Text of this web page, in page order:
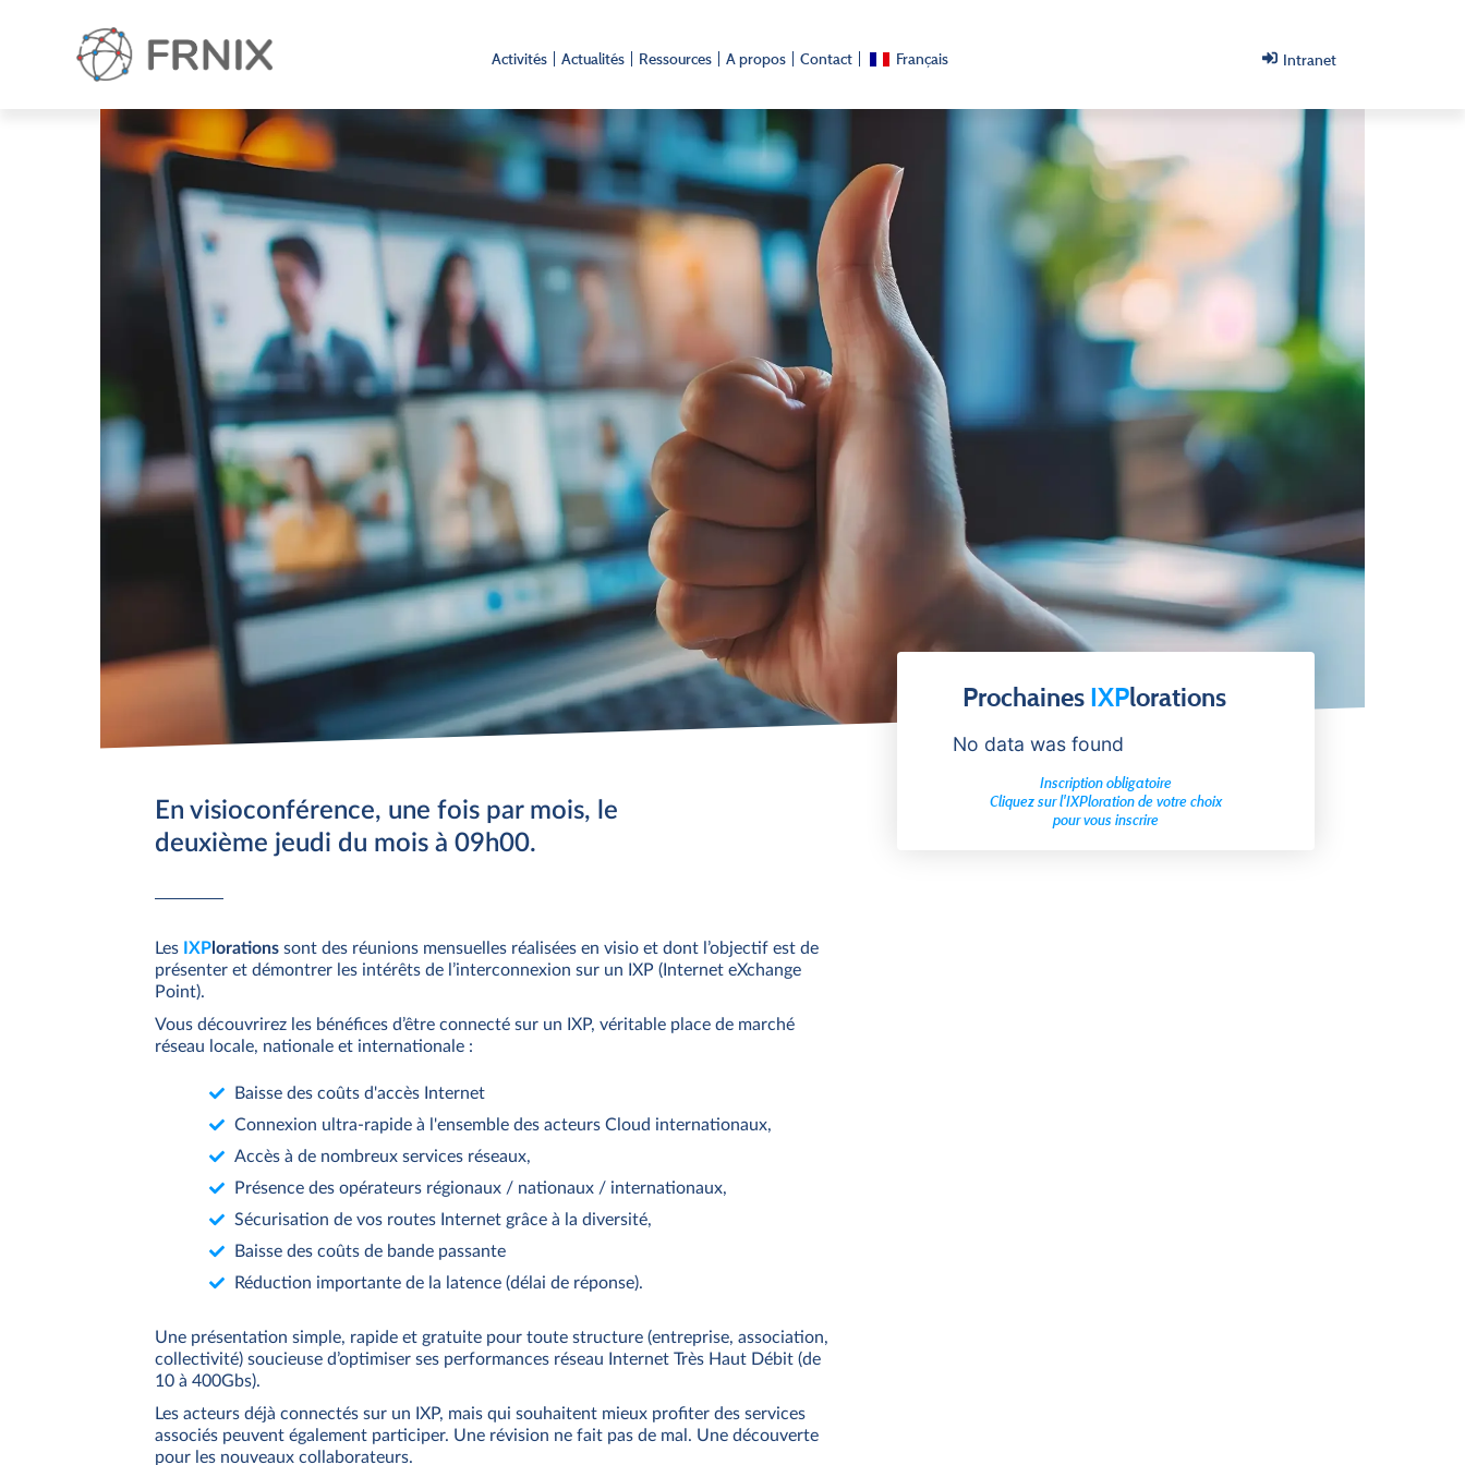
Activités Actualités Ressources A propos Contact Français Intranet
Prochaines IXPlorations
No data was found
Inscription obligatoire
Cliquez sur l'IXPloration de votre choix
pour vous inscrire
En visioconférence, une fois par mois, le
deuxième jeudi du mois à 09h00.
Les IXP lorations sont des réunions mensuelles réalisées en visio et dont l’objectif est de
présenter et démontrer les intérêts de l’interconnexion sur un IXP (Internet eXchange
Point).
Vous découvrirez les bénéfices d’être connecté sur un IXP, véritable place de marché
réseau locale, nationale et internationale :
Baisse des coûts d'accès Internet
Connexion ultra-rapide à l'ensemble des acteurs Cloud internationaux,
Accès à de nombreux services réseaux,
Présence des opérateurs régionaux / nationaux / internationaux,
Sécurisation de vos routes Internet grâce à la diversité,
Baisse des coûts de bande passante
Réduction importante de la latence (délai de réponse).
Une présentation simple, rapide et gratuite pour toute structure (entreprise, association,
collectivité) soucieuse d’optimiser ses performances réseau Internet Très Haut Débit (de
10 à 400Gbs).
Les acteurs déjà connectés sur un IXP, mais qui souhaitent mieux profiter des services
associés peuvent également participer. Une révision ne fait pas de mal. Une découverte
pour les nouveaux collaborateurs.